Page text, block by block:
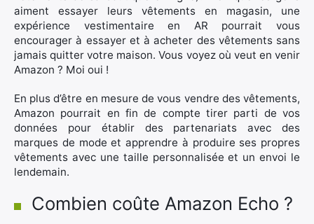
aiment essayer leurs vêtements en magasin, une
expérience vestimentaire en AR pourrait vous
encourager à essayer et à acheter des vêtements sans
jamais quitter votre maison. Vous voyez où veut en venir
Amazon ? Moi oui !
En plus d’être en mesure de vous vendre des vêtements,
Amazon pourrait en fin de compte tirer parti de vos
données pour établir des partenariats avec des
marques de mode et apprendre à produire ses propres
vêtements avec une taille personnalisée et un envoi le
lendemain.
Combien coûte Amazon Echo ?